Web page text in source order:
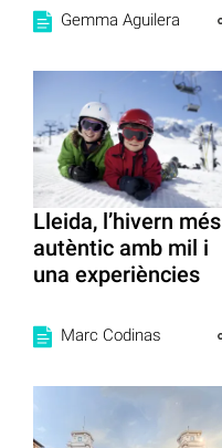
Gemma Aguilera
Lleida, l’hivern més
autèntic amb mil i
una experiències
Marc Codinas